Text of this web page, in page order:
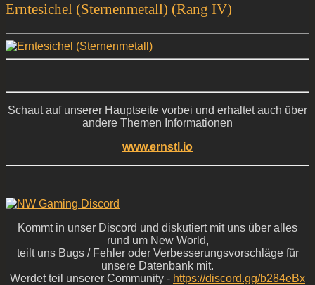
Erntesichel (Sternenmetall) (Rang IV)
Schaut auf unserer Hauptseite vorbei und erhaltet auch über
andere Themen Informationen
www.ernstl.io
Kommt in unser Discord und diskutiert mit uns über alles
rund um New World,
teilt uns Bugs / Fehler oder Verbesserungsvorschläge für
unsere Datenbank mit.
Werdet teil unserer Community - https://discord.gg/b284eBx